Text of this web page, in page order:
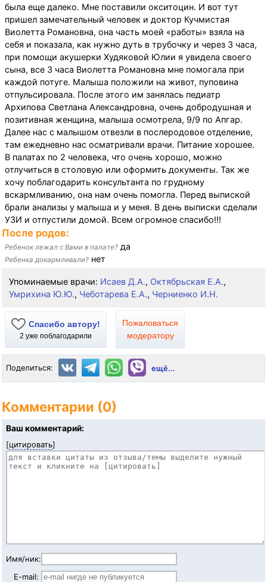
была еще далеко. Мне поставили окситоцин. И вот тут
пришел замечательный человек и доктор Кучмистая
Виолетта Романовна, она часть моей «работы» взяла на
себя и показала, как нужно дуть в трубочку и через 3 часа,
при помощи акушерки Худяковой Юлии я увидела своего
сына, все 3 часа Виолетта Романовна мне помогала при
каждой потуге. Малыша положили на живот, пуповина
отпульсировала. После этого им занялась педиатр
Архипова Светлана Александровна, очень добродушная и
позитивная женщина, малыша осмотрела, 9/9 по Апгар.
Далее нас с малышом отвезли в послеродовое отделение,
там ежедневно нас осматривали врачи. Питание хорошее.
В палатах по 2 человека, что очень хорошо, можно
отлучиться в столовую или оформить документы. Так же
хочу поблагодарить консультанта по грудному
вскармливанию, она нам очень помогла. Перед выпиской
брали анализы у малыша и у меня. В день выписки сделали
УЗИ и отпустили домой. Всем огромное спасибо!!!
После родов:
Ребенок лежал с Вами в палате? да
Ребенка докармливали? нет
Упоминаемые врачи: Исаев Д.А., Октябрьская Е.А.,
Умрихина Ю.Ю., Чеботарева Е.А., Черниенко И.Н.
Спасибо автору!
2 уже поблагодарили
Пожаловаться
модератору
Поделиться: ещё...
Комментарии (0)
Ваш комментарий:
[цитировать]
Имя/ник:
E-mail: